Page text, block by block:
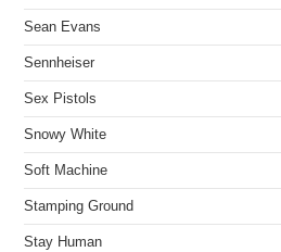
Sean Evans
Sennheiser
Sex Pistols
Snowy White
Soft Machine
Stamping Ground
Stay Human